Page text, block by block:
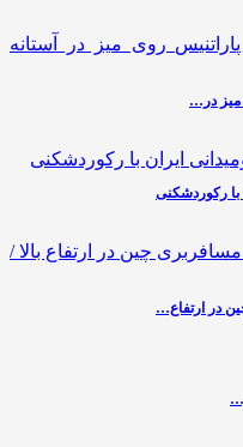
میز در…
با رکوردشکنی
در ارتفاع…